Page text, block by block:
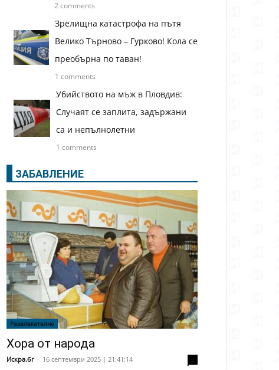
2 comments
Зрелищна катастрофа на пътя
Велико Търново – Гурково! Кола се
преобърна по таван!
1 comments
Убийството на мъж в Пловдив:
Случаят се заплита, задържани
са и непълнолетни
1 comments
ЗАБАВЛЕНИЕ
Развлекателно
Хора от народа
Искра.бг - 16 септември 2025 | 21:41:14